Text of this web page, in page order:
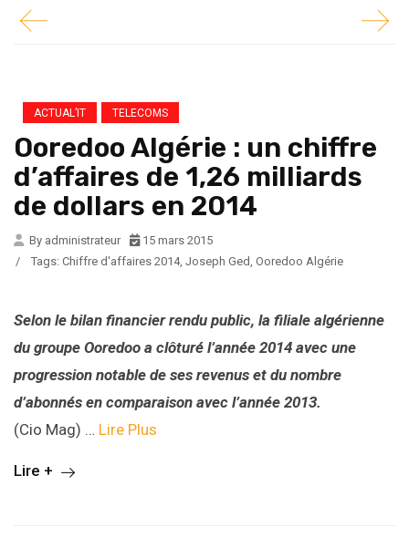
ACTUAL’IT TELECOMS
Ooredoo Algérie : un chiffre
d’affaires de 1,26 milliards
de dollars en 2014
By administrateur
15 mars 2015
/
Tags: Chiffre d'affaires 2014, Joseph Ged, Ooredoo Algérie
Selon le bilan financier rendu public, la filiale algérienne
du groupe Ooredoo a clôturé l’année 2014 avec une
progression notable de ses revenus et du nombre
d’abonnés en comparaison avec l’année 2013.
(Cio Mag) … Lire Plus
Lire +